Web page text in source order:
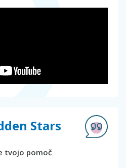
Stars
tvojo pomoč